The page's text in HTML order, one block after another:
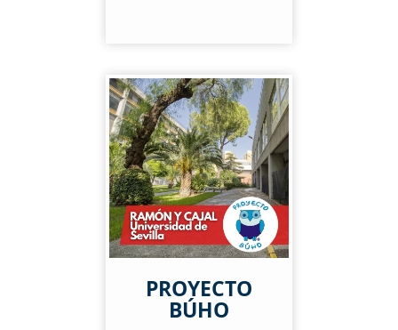
PROYECTO
BÚHO